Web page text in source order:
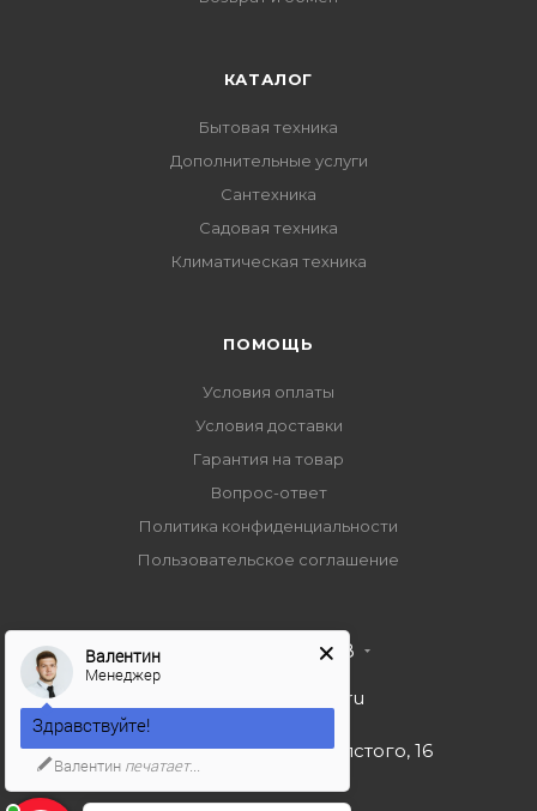
КАТАЛОГ
Бытовая техника
Дополнительные услуги
Сантехника
Садовая техника
Климатическая техника
ПОМОЩЬ
Условия оплаты
Условия доставки
Гарантия на товар
Вопрос-ответ
Политика конфиденциальности
Пользовательское соглашение
+7 495 989 53 38
import-bt@bk.ru
г. Москва, ул. Льва Толстого, 16
Валентин
Менеджер
Здравствуйте!
Валентин печатает...